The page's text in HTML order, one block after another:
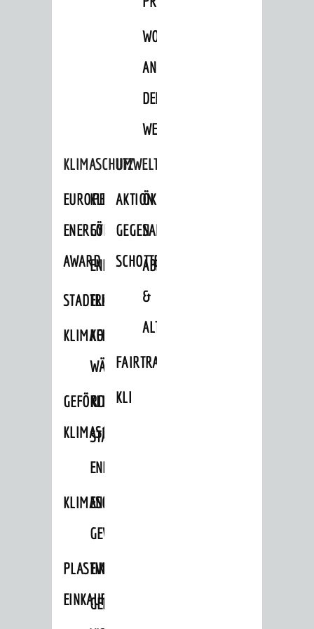
WOHNBEBAUUNG
AN
DER
WEINBERGSTRASSE
KLIMASCHUTZ
EUROPEAN
ENERGY
AWARD
KLIMASCHUTZ-
FÖRDERPROGRAMME
ENERGIEBERATUNG
STADTRADELN
ELEKTROMOBILITÄTSBERATUNG
KLIMAFITKOMMUNALE
WÄRMEPLANUNG
GEFÖRDERTE
KLIMASCHUTZMASSNAHMEN
KLIMASCHUTZKONZEPT
STÄDTISCHES
ENERGIEMANAGEMENT
KLIMASCHUTZKOMMISSION
ENERGIEKARAWANE
GEWERBE
PLASTIKTÜTENFREIE
EINKAUFSSTADT
EVENTS
GEMEINSAME
UMWELTSCHUTZ
AKTION
GEGEN
SCHOTTERGÄRTEN
ÖKOLOGISCHE
SANIERUNG/WAIDSEE
ABFALL
&
ALTLASTEN
FAIRTRADE
KLEIDERTAUSCHBÖRSE